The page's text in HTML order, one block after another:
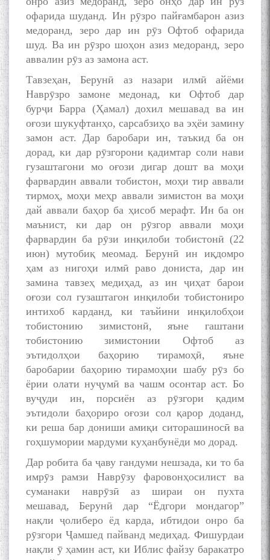
офарида шуданд. Ин рӯзро пайғамбарон азиз
медоранд, зеро дар ин рӯз Офтоб офарида
шуд. Ва ин рӯзро шоҳон азиз медоранд, зеро
аввалин рӯз аз замона аст.
Тавзеҳан, Берунӣ аз назари илмӣ айёми
Наврӯзро замоне медонад, ки Офтоб дар
бурҷи Барра (Ҳамал) дохил мешавад ва ин
оғози шукуфтанҳо, сарсабзиҳо ва эҳёи замину
замон аст. Дар баробари ин, таъкид ба он
дорад, ки дар рӯзгорони қадимтар соли нави
гузаштагони мо оғози дигар дошт ва моҳи
фарвардин аввали тобистон, моҳи тир аввали
тирмоҳ, моҳи меҳр аввали зимистон ва моҳи
дай аввали баҳор ба ҳисоб мерафт. Ин ба он
маънист, ки дар он рӯзгор аввали моҳи
фарвардин ба рӯзи инқилоби тобистонӣ (22
июн) мутобиқ меомад. Берунӣ ин иқдомро
ҳам аз нигоҳи илмӣ раво дониста, дар ин
замина тавзеҳ медиҳад, аз ин ҷиҳат барои
оғози сол гузаштагон инқилоби тобистониро
интихоб карданд, ки таъйини инқилобҳои
тобистонию зимистонӣ, яъне гаштани
тобистонию зимистонии Офтоб аз
эътидолҳои баҳорию тирамоҳӣ, яъне
баробарии баҳорию тирамоҳии шабу рӯз бо
ёрии олати нуҷумӣ ва чашм осонтар аст. Бо
вуҷуди ин, порсиён аз рӯзгори қадим
эътидоли баҳориро оғози сол қарор доданд,
ки реша бар дониши амиқи ситорашиносӣ ва
гоҳшумории мардуми куҳанбунёди мо дорад.
Дар робита ба ҷаву гандуми нешзада, ки то ба
имрӯз рамзи Наврӯзу фаровонҳосилист ва
суманаки наврӯзӣ аз шираи он пухта
мешавад, Берунӣ дар “Ёдгори мондагор”
нақли ҷолиберо ёд карда, ибтидои онро ба
рӯзгори Ҷамшед пайванд медиҳад. Фишурдаи
нақли ӯ ҳамин аст, ки Иблис файзу баракатро